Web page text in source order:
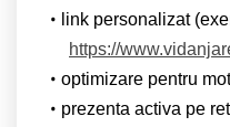
link personalizat
https://
optimizare pentru
prezenta activa pe